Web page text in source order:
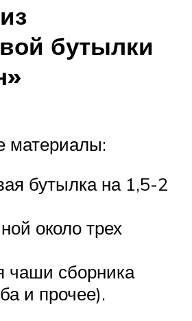
бутылки
материалы:
бутылка на 1,5-2
около трех
чаши сборника
и прочее).